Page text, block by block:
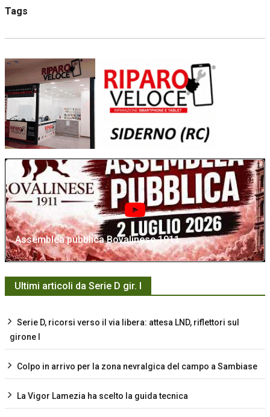
Tags
Assemblea pubblica Bovalinese 1911
Ultimi articoli da Serie D gir. I
Serie D, ricorsi verso il via libera: attesa LND, riflettori sul
girone I
Colpo in arrivo per la zona nevralgica del campo a Sambiase
La Vigor Lamezia ha scelto la guida tecnica